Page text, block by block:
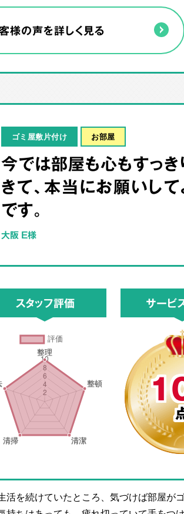
様の声を詳しく見る
ゴミ屋敷片付け お部屋
今では部屋も心もすっ
きて、本当にお願いし
です。
大阪 E様
スタッフ評価 サービ
活を続けていたところ、気づけば部屋が